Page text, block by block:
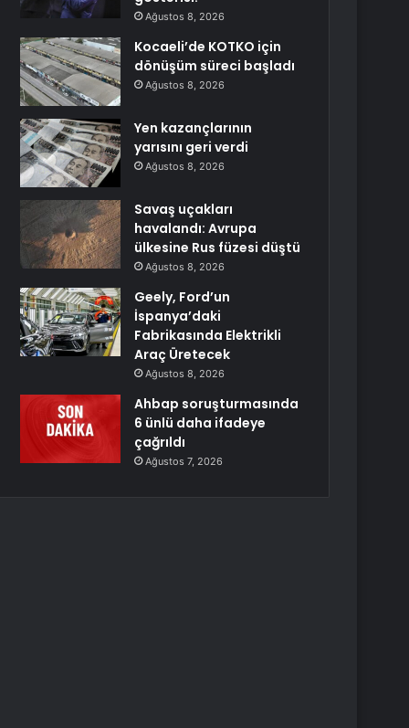
Ağustos 8, 2026
Kocaeli’de KOTKO için
dönüşüm süreci başladı
Ağustos 8, 2026
Yen kazançlarının
yarısını geri verdi
Ağustos 8, 2026
Savaş uçakları
havalandı: Avrupa
ülkesine Rus füzesi düştü
Ağustos 8, 2026
Geely, Ford’un
İspanya’daki
Fabrikasında Elektrikli
Araç Üretecek
Ağustos 8, 2026
Ahbap soruşturmasında
6 ünlü daha ifadeye
çağrıldı
Ağustos 7, 2026